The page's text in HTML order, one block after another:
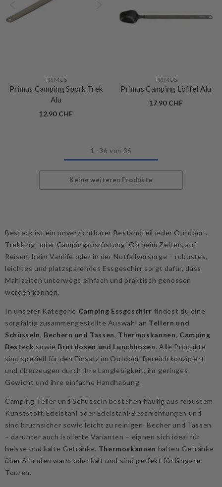
VERKÄUFERIN:PRIMUS
Primus Camping Spork Trek
VERKÄUFERIN:PRIMUS
1 -36von 36
Keine weiteren Produkte
Besteck ist ein unverzichtbarer Bestandteil jeder Outdoor-,
Trekking- oder Campingausrüstung. Ob beim Zelten, auf
Reisen, beim Vanlife oder in der Notfallvorsorge – robustes,
leichtes und platzsparendes Essgeschirr sorgt dafür, dass
Mahlzeiten unterwegs einfach und praktisch genossen
In unserer Kategorie Camping Essgeschirrfindest du eine
sorgfältig zusammengestellte Auswahl an
Tellern und
Schüsseln
Bechern und Tassen, Thermoskannen,
Camping
Besteck
sowie Brotdosen und Lunchboxen
. Alle Produkte
sind speziell für den Einsatz im Outdoor-Bereich konzipiert
und überzeugen durch ihre Langlebigkeit, ihr geringes
Camping Teller und Schüsseln bestehen häufig aus robustem
Kunststoff, Edelstahl oder Edelstahl-Beschichtungen und
sind bruchsicher sowie leicht zu reinigen. Becher und Tassen
– darunter auch isolierte Varianten – eignen sich ideal für
heisse und kalte Getränke. Thermoskannen halten Getränke
über Stunden warm oder kalt und sind perfekt für längere